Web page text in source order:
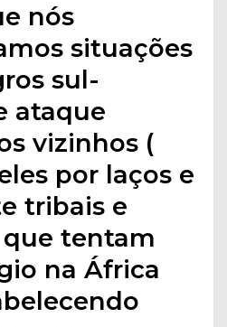
nós
situações
sul-
ataque
vizinhos (
por laços e
tribais e
tentam
na África